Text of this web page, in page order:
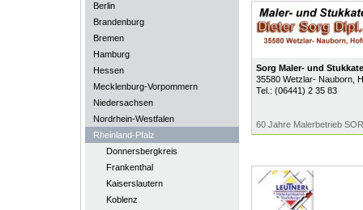
Berlin
Brandenburg
Bremen
Hamburg
Hessen
Mecklenburg-Vorpommern
Niedersachsen
Nordrhein-Westfalen
Rheinland-Pfalz
Donnersbergkreis
Frankenthal
Kaiserslautern
Koblenz
Sorg Maler- und
35580 Wetzlar- Nauborn,
Tel.: (06441) 2 35 83
60 Jahre Malerbetrieb